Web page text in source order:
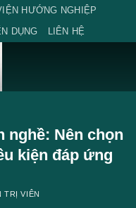
HƯỚNG NGHIỆP
DỤNG LIÊN HỆ
nghề: Nên chọn
kiện đáp ứng
TRỊ VIÊN